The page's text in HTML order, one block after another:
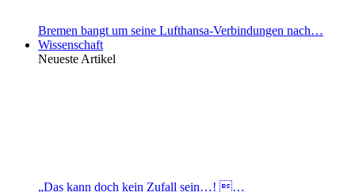
Bremen bangt um seine Lufthansa-Verbindungen nach…
Wissenschaft
Neueste Artikel
„Das kann doch kein Zufall sein…! …